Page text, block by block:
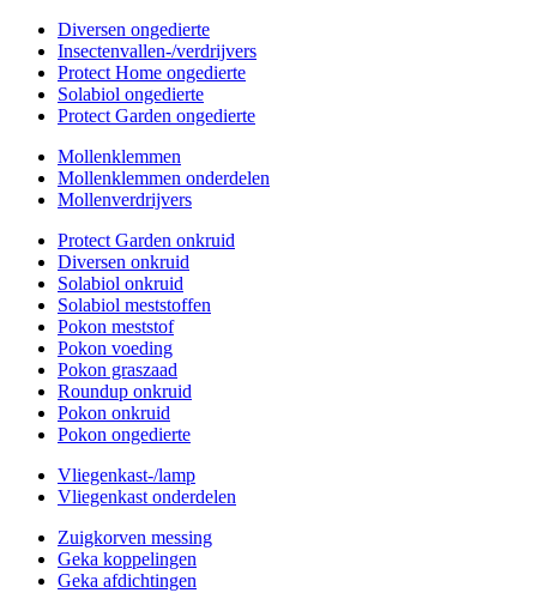
Diversen ongedierte
Insectenvallen-/verdrijvers
Protect Home ongedierte
Solabiol ongedierte
Protect Garden ongedierte
Mollenklemmen
Mollenklemmen onderdelen
Mollenverdrijvers
Protect Garden onkruid
Diversen onkruid
Solabiol onkruid
Solabiol meststoffen
Pokon meststof
Pokon voeding
Pokon graszaad
Roundup onkruid
Pokon onkruid
Pokon ongedierte
Vliegenkast-/lamp
Vliegenkast onderdelen
Zuigkorven messing
Geka koppelingen
Geka afdichtingen